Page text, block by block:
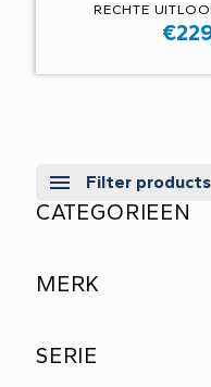
RECHTE
€
Filter products
CATEGORIEEN
MERK
SERIE